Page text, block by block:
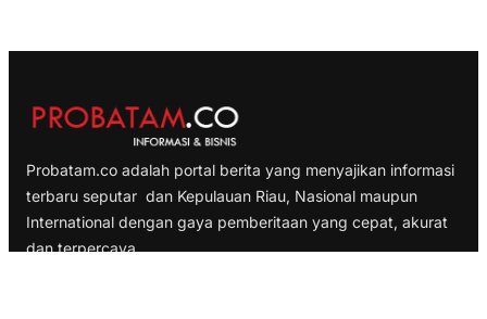
Probatam.co adalah portal berita yang menyajikan informasi
terbaru seputar dan Kepulauan Riau, Nasional maupun
International dengan gaya pemberitaan yang cepat, akurat
dan terpercaya